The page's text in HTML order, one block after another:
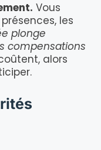
Vous
les
plonge
compensations
alors